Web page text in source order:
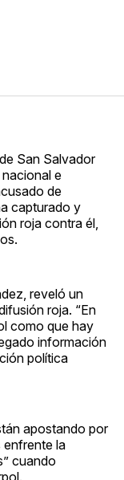
San Salvador
e
de
capturado y
roja contra él,
reveló un
roja. “En
como que hay
información
política
apostando por
enfrente la
cuando